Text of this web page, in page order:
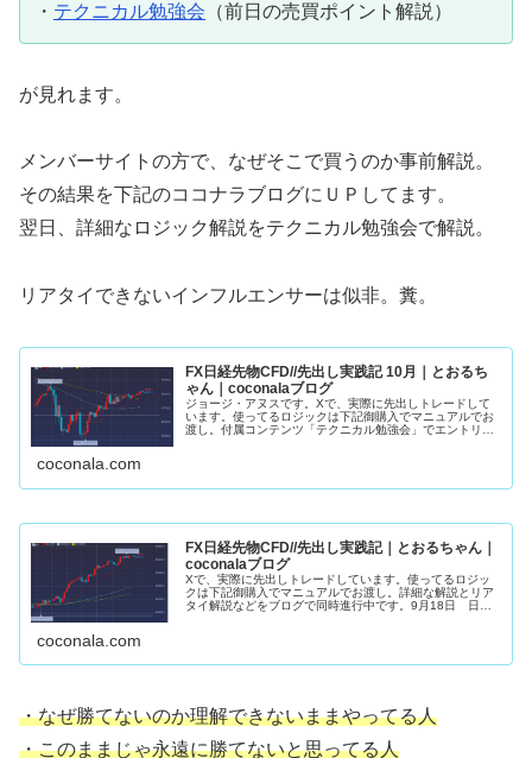
・ テクニカル勉強会 （前日の売買ポイント解説）
が見れます。
メンバーサイトの方で、なぜそこで買うのか事前解説。
その結果を下記のココナラブログにＵＰしてます。
翌日、詳細なロジック解説をテクニカル勉強会で解説。
リアタイできないインフルエンサーは似非。糞。
FX日経先物CFD//先出し実践記 10月｜とおるち
ゃん｜coconalaブログ
ジョージ・アヌスです。Xで、実際に先出しトレードして
います。使ってるロジックは下記御購入でマニュアルでお
渡し。付属コンテンツ「テクニカル勉強会」でエントリー
coconala.com
FX日経先物CFD//先出し実践記｜とおるちゃん｜
coconalaブログ
Xで、実際に先出しトレードしています。使ってるロジッ
クは下記御購入でマニュアルでお渡し。詳細な解説とリア
タイ解説などをブログで同時進行中です。9月18日 日経
coconala.com
・なぜ勝てないのか理解できないままやってる人
・このままじゃ永遠に勝てないと思ってる人